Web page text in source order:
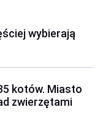
wybierają
kotów. Miasto
zwierzętami